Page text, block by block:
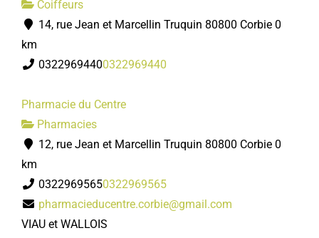
Coiffeurs
14, rue Jean et Marcellin Truquin 80800 Corbie 0
km
03229694400322969440
Pharmacie du Centre
Pharmacies
12, rue Jean et Marcellin Truquin 80800 Corbie 0
km
03229695650322969565
pharmacieducentre.corbie@gmail.com
VIAU et WALLOIS